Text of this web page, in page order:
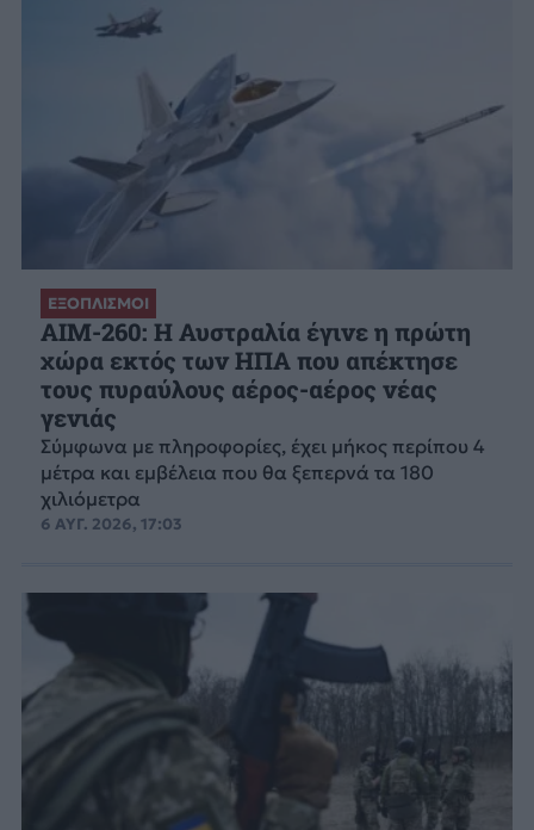
ΕΞΟΠΛΙΣΜΟΙ
AIM-260: Η Αυστραλία έγινε η πρώτη
χώρα εκτός των ΗΠΑ που απέκτησε
τους πυραύλους αέρος-αέρος νέας
γενιάς
Σύμφωνα με πληροφορίες, έχει μήκος περίπου 4
μέτρα και εμβέλεια που θα ξεπερνά τα 180
χιλιόμετρα
6 ΑΥΓ. 2026, 17:03